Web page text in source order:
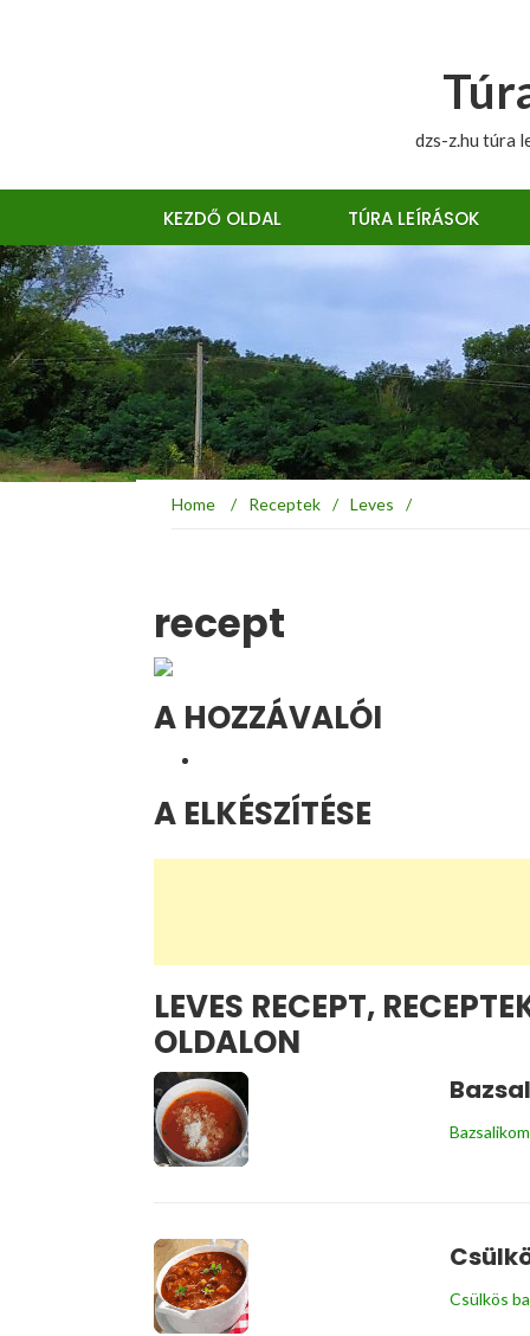
dzs-z.hu túra
KEZDŐ OLDAL TÚRA LEÍRÁSOK
Home / Receptek / Leves /
recept
A HOZZÁVALÓI
A ELKÉSZÍTÉSE
LEVES RECEPT,
OLDALON
Csülkös